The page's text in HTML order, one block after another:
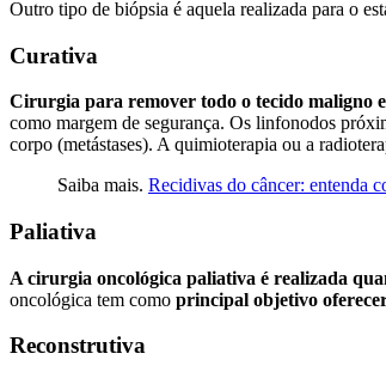
Outro tipo de biópsia é aquela realizada para o
Curativa
Cirurgia para remover todo o tecido maligno
como margem de segurança. Os linfonodos
corpo (metástases). A quimioterapia ou a
Saiba mais. Recidivas do câncer: entenda
Paliativa
A cirurgia oncológica paliativa é realizada
oncológica tem como principal objetivo
Reconstrutiva